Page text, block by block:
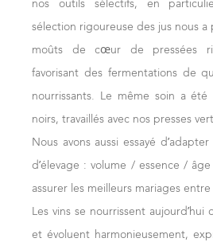
nos outils sélectifs, en
sélection rigoureuse des jus nous a
moûts de cœur de pressées
favorisant des fermentations de
nourrissants. Le même soin a
noirs, travaillés avec nos presses
Nous avons aussi essayé
d’élevage : volume / essence /
assurer les meilleurs mariages
Les vins se nourrissent
et évoluent harmonieusement,
d’un millésime marqué par un
L’élevage est prolongé car les vins
avec le temps. Une partie
encore en élevage, en fût ou en
Les vins allient générosité,
climatologie qui sublime les terroirs
Chablis
Les Chablis Villages et 1ers Crus
inox et élevés longuement sur
Grands Crus ont bénéficié de
n’y a pas de sensation de sur-
un très joli millésime, homogène de
Caractéristiques des vins